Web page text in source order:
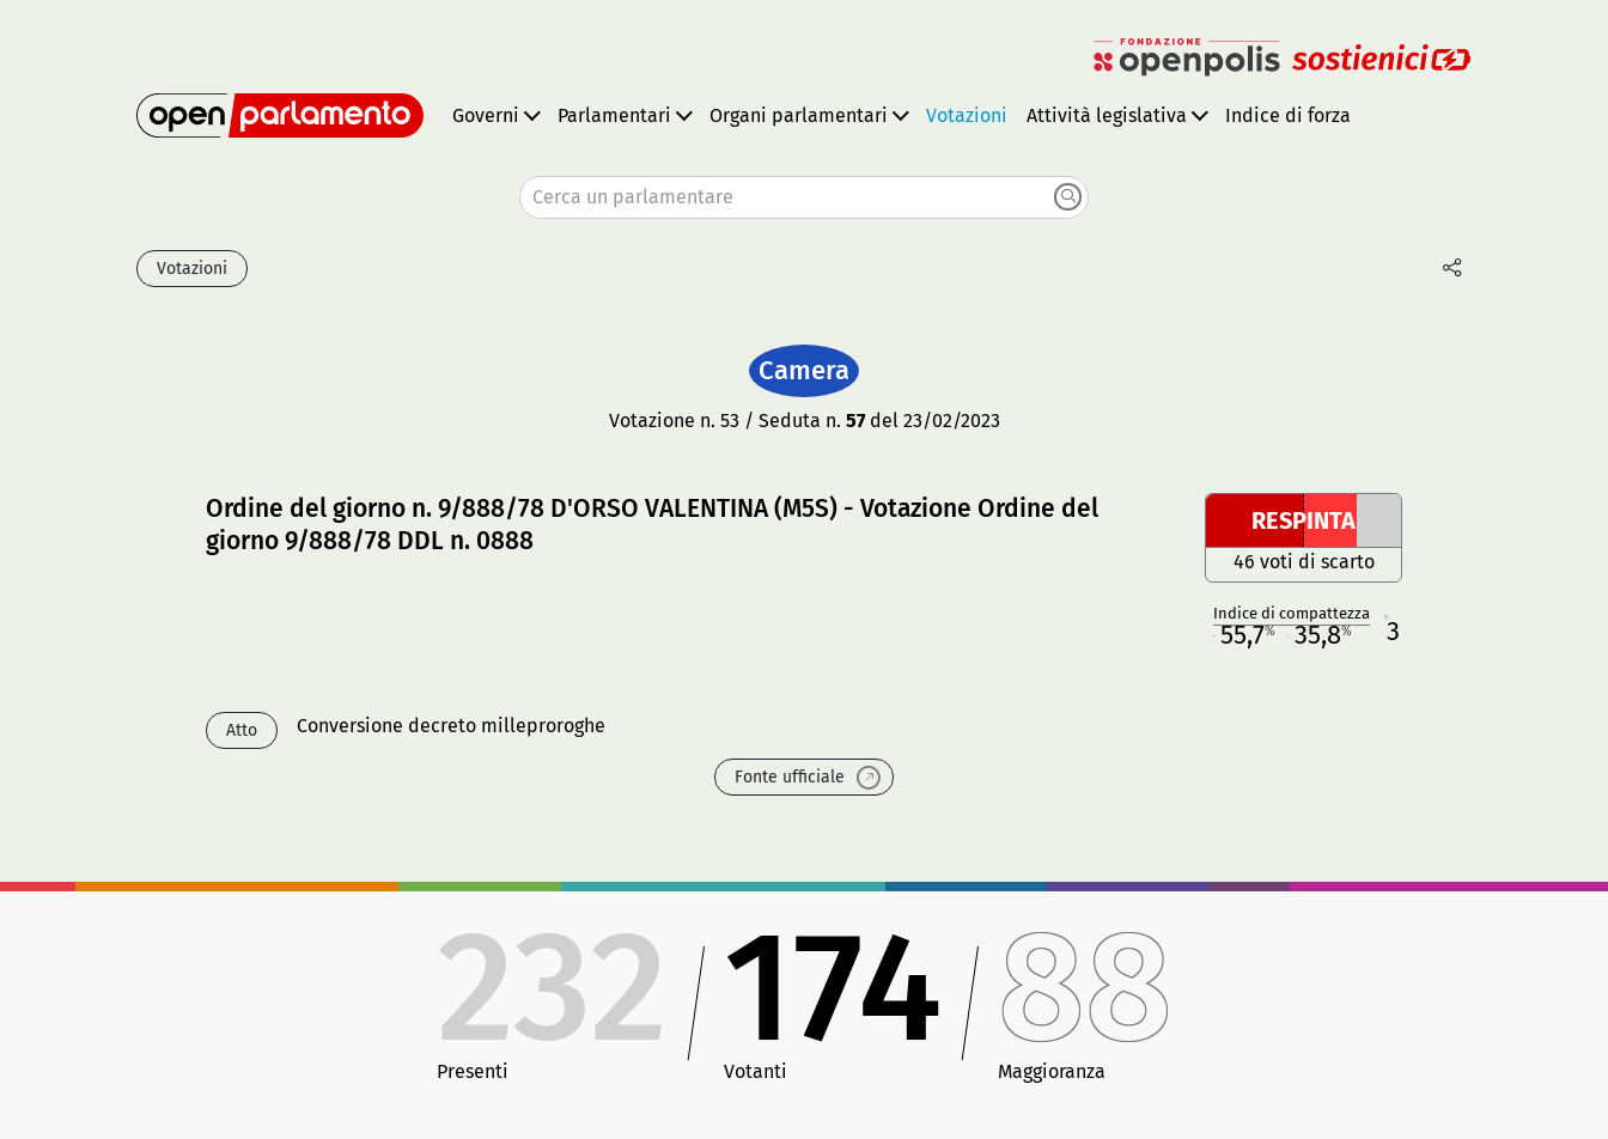
Governi Parlamentari Organi parlamentari Votazioni Attività legislativa Indice di forza
Cerca un parlamentare
Votazioni
Camera
Votazione n. 53 / Seduta n. 57del 23/02/2023
Ordine del giorno n. 9/888/78 D'ORSO VALENTINA (M5S) - Votazione Ordine del
giorno 9/888/78 DDL n. 0888
RESPINTA
46 voti di scarto
Indice di compattezza
55,7% 35,8% 3
Atto Conversione decreto milleproroghe
Fonte ufficiale
232
Presenti 174
Votanti 88
Maggioranza